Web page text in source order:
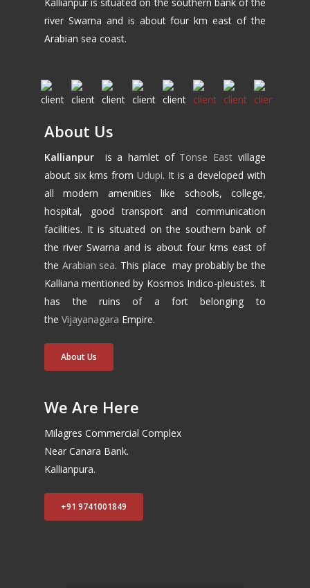
river Swarna and is about four km east of the
Arabian sea coast.
About Us
Kallianpur is a hamlet of Tonse East village
about six kms fromUdupi. It is a developed with
all modern amenities like schools, college,
hospital, good transport and communication
facilities. It is situated on the southern bank of
the river Swarna and is about four kms east of
the Arabian sea. This place may probably be the
Kalliana mentioned by Kosmos Indico-pleustes. It
has the ruins of a fort belonging to
theVijayanagara Empire.
About Us
We Are Here
Milagres Commercial Complex
Near Canara Bank.
Kallianpura.
+91 9741001849